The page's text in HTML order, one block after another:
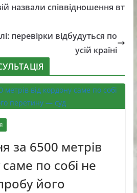
назвали співвідношення вт
перевірки відбудуться по
усій країні
за 6500 метрів
по собі не
його